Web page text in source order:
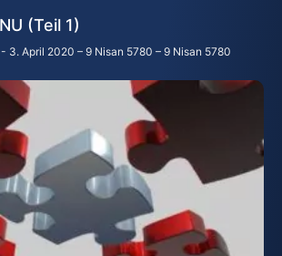
(Teil 1)
3. April 2020 – 9 Nisan 5780 – 9 Nisan 5780